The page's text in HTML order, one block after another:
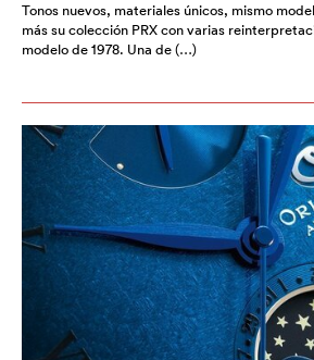
Tonos nuevos, materiales únicos, mismo
más su colección PRX con varias
modelo de 1978. Una de (…)